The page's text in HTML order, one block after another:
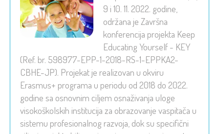
9 i 10. 11. 2022. godine,
održana je Završna
konferencija projekta Keep
Educating Yourself - KEY
(Ref. br. 598977-EPP-1-2018-RS-1-EPPKA2-
CBHE-JP). Projekat je realizovan u okviru
Erasmus+ programa u periodu od 2018 do 2022.
godine sa osnovnim ciljem osnaživanja uloge
visokoškolskih institucija za obrazovanje vaspitača u
sistemu profesionalnog razvoja, dok su specifični